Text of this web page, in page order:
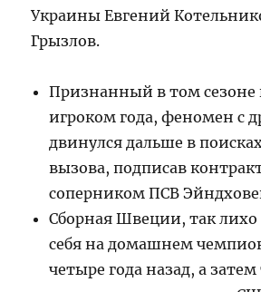
Украины Евгений
Грызлов.
Признанный в том сезоне
игроком года, феномен с
двинулся дальше в
вызова, подписав
соперником ПСВ
Сборная Швеции, так лихо
себя на домашнем
четыре года назад, а